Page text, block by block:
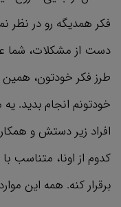
فکر همدیگه رو در نظر
دست از مشکلات، شما
طرز فکر خودتون، همین
خودتونم انجام بدید.
افراد زیر دستش و
کدوم از اونا، متناسب
برقرار کنه. همه این